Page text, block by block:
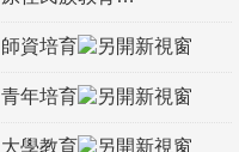
師資培育
青年培育
大學教育